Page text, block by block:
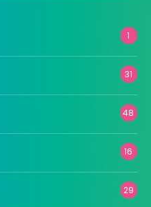
1
31
48
16
29